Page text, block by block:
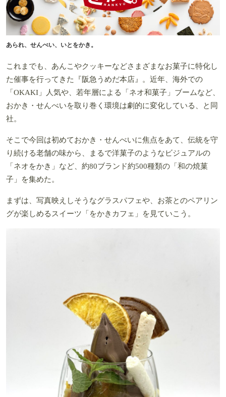
あられ、せんべい、いとをかき。
これまでも、あんこやクッキーなどさまざまなお菓子に特化し
た催事を行ってきた『阪急うめだ本店』。近年、海外での
「OKAKI」人気や、若年層による「ネオ和菓子」ブームなど、
おかき・せんべいを取り巻く環境は劇的に変化している、と同
社。
そこで今回は初めておかき・せんべいに焦点をあて、伝統を守
り続ける老舗の味から、まるで洋菓子のようなビジュアルの
「ネオをかき」など、約80ブランド約500種類の「和の焼菓
子」を集めた。
まずは、写真映えしそうなグラスパフェや、お茶とのペアリン
グが楽しめるスイーツ「をかきカフェ」を見ていこう。